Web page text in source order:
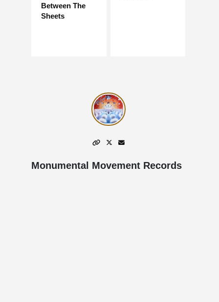
Between The
Sheets
Monumental Movement Records